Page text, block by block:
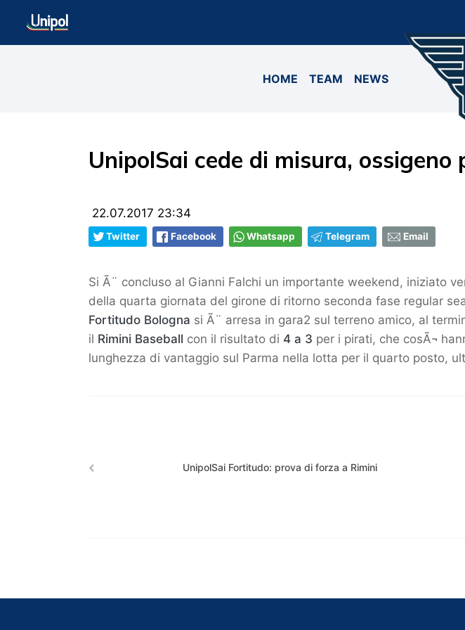
HOME TEAM NEWS
UnipolSai cede di misura, ossigeno
22.07.2017 23:34
Twitter Facebook Whatsapp Telegram Email
Si Ã¨ concluso al Gianni Falchi un importante weekend, iniziato
della quarta giornata del girone di ritorno seconda fase regular
Fortitudo Bologna si Ã¨ arresa in gara2 sul terreno amico, al
il Rimini Baseball con il risultato di 4 a 3 per i pirati, che cosÃ¬
lunghezza di vantaggio sul Parma nella lotta per il quarto posto,
UnipolSai Fortitudo: prova di forza a Rimini